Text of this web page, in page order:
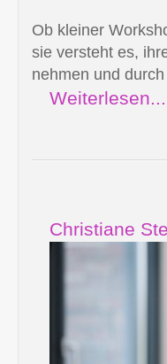
Ob kleiner
sie versteht es,
nehmen und durch
Weiterlesen...
Christiane